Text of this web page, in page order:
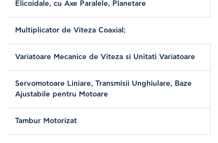
Elicoidale, cu Axe Paralele, Planetare
Multiplicator de Viteza Coaxial;
Variatoare Mecanice de Viteza si Unitati Variatoare
Servomotoare Liniare, Transmisii Unghiulare, Baze
Ajustabile pentru Motoare
Tambur Motorizat